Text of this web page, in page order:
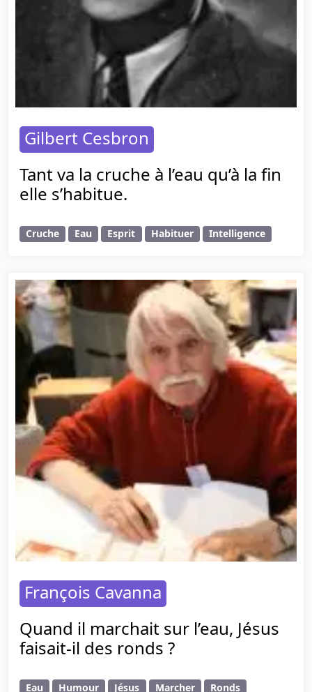
Gilbert Cesbron
Tant va la cruche à l’eau qu’à la fin
elle s’habitue.
Cruche Eau Esprit Habituer Intelligence
François Cavanna
Quand il marchait sur l’eau, Jésus
faisait-il des ronds ?
Eau Humour Jésus Marcher Ronds